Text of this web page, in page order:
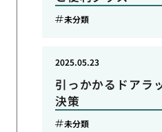
未分類
引っかかるドアラ
決策
2025.05.23
未分類